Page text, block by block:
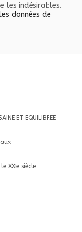
les indésirables.
données de
ET EQUILIBREE
XXIe siècle